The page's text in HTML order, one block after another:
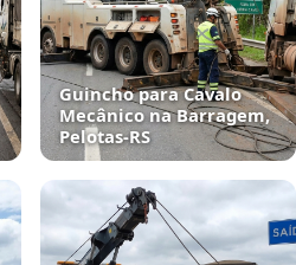
Guincho para Cavalo
Mecânico na Barragem,
Pelotas‑RS